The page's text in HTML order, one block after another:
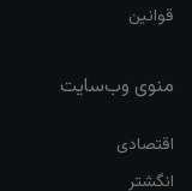
قوانین
منوی وب‌سایت
اقتصادی
انگشتر